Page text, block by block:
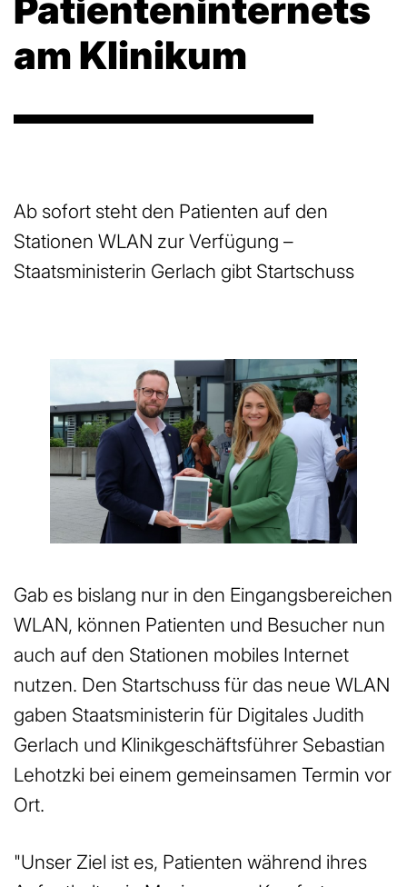
Patienteninternets
am Klinikum
Ab sofort steht den Patienten auf den
Stationen WLAN zur Verfügung –
Staatsministerin Gerlach gibt Startschuss
Gab es bislang nur in den Eingangsbereichen
WLAN, können Patienten und Besucher nun
auch auf den Stationen mobiles Internet
nutzen. Den Startschuss für das neue WLAN
gaben Staatsministerin für Digitales Judith
Gerlach und Klinikgeschäftsführer Sebastian
Lehotzki bei einem gemeinsamen Termin vor
Ort.
"Unser Ziel ist es, Patienten während ihres